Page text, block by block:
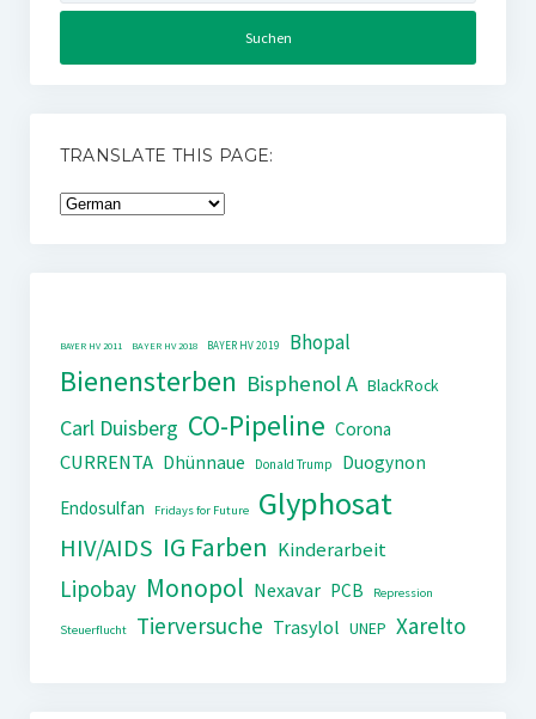
TRANSLATE THIS PAGE:
BAYER HV 2011 BAYER HV 2018 BAYER HV 2019 Bhopal
Bienensterben Bisphenol A BlackRock
Carl Duisberg CO-Pipeline Corona
CURRENTA Dhünnaue Donald Trump
Duogynon
Endosulfan
Fridays for Future Glyphosat
HIV/AIDS IG Farben Kinderarbeit
Lipobay Monopol Nexavar PCB Repression
Steuerflucht Tierversuche Trasylol UNEP Xarelto